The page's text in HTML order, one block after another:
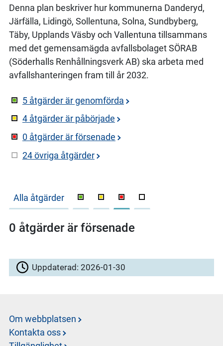
Denna plan beskriver hur kommunerna Danderyd,
Järfälla, Lidingö, Sollentuna, Solna, Sundbyberg,
Täby, Upplands Väsby och Vallentuna tillsammans
med det gemensamägda avfallsbolaget SÖRAB
(Söderhalls Renhållningsverk AB) ska arbeta med
avfallshanteringen fram till år 2032.
5 åtgärder är genomförda
4 åtgärder är påbörjade
0 åtgärder är försenade
24 övriga åtgärder
Alla åtgärder
0 åtgärder är försenade
Uppdaterad:2026-01-30
Om webbplatsen
Kontakta oss